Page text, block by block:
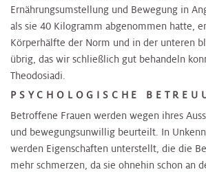
Ernährungsumstellung und Bewegung in
als sie 40 Kilogramm abgenommen hatte,
Körperhälfte der Norm und in der unteren
übrig, das wir schließlich gut behandeln
Theodosiadi.
PSYCHOLOGISCHE
Betroffene Frauen werden wegen ihres
und bewegungsunwillig beurteilt. In
werden Eigenschaften unterstellt, die die
mehr schmerzen, da sie ohnehin schon an